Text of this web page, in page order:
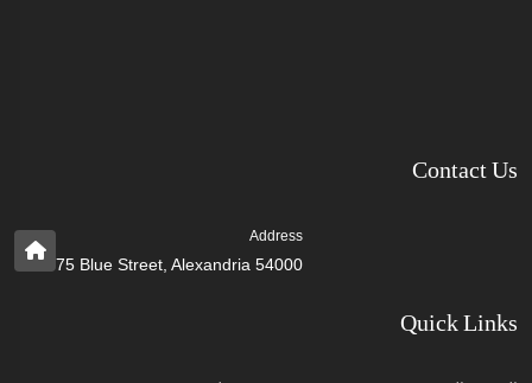
Contact Us
Address
75 Blue Street, Alexandria 54000
Quick Links